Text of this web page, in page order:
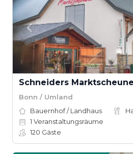
Schneiders
Bonn / Umland
Bauernhof / Landhaus
1 Veranstaltungsräume
120 Gäste